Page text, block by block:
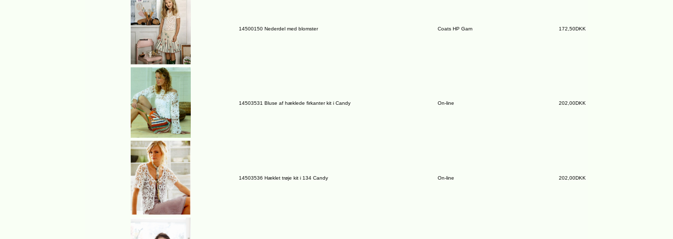
14500150 Nederdel med blomster Coats HP Garn 172,50DKK
14503531 Bluse af hæklede firkanter kit i Candy On-line 202,00DKK
14503536 Hæklet trøje kit i 134 Candy On-line 202,00DKK